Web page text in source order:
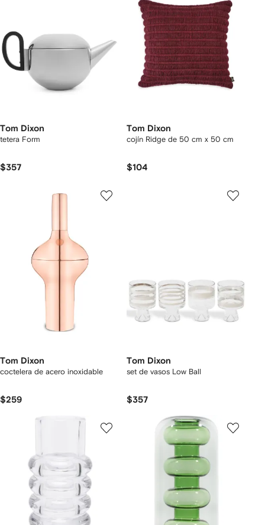
Tom Dixon
tetera Form
$357
Tom Dixon
cojín Ridge de 50 cm x 50 cm
$104
Tom Dixon
coctelera de acero inoxidable
$259
Tom Dixon
set de vasos Low Ball
$357